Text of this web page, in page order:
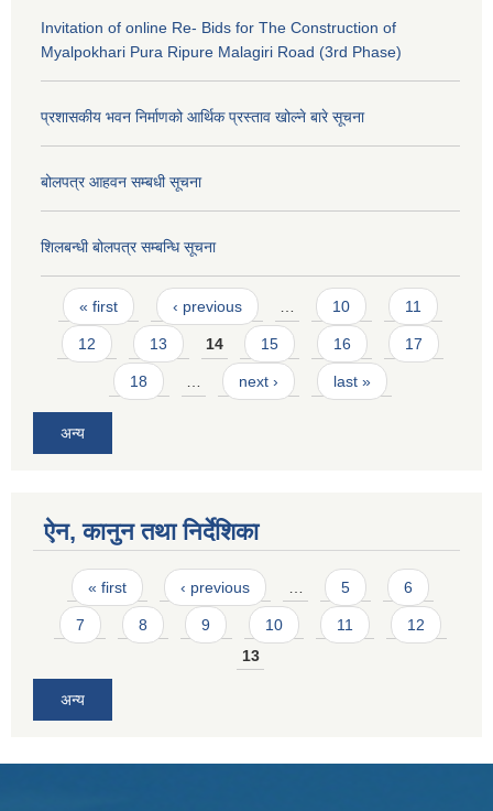
Invitation of online Re- Bids for The Construction of
Myalpokhari Pura Ripure Malagiri Road (3rd Phase)
प्रशासकीय भवन निर्माणको आर्थिक प्रस्ताव खोल्ने बारे सूचना
बोलपत्र आहवन सम्बधी सूचना
शिलबन्धी बोलपत्र सम्बन्धि सूचना
Pages
« first ‹ previous … 10 11
12 13 14 15 16 17
18 … next › last »
अन्य
ऐन, कानुन तथा निर्देशिका
Pages
« first ‹ previous 5 6
7 8 9 10 11
12
13
अन्य